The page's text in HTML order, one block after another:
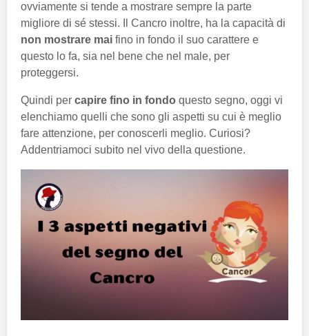
ovviamente si tende a mostrare sempre la parte
migliore di sé stessi. Il Cancro inoltre, ha la capacità di
non mostrare mai fino in fondo il suo carattere e
questo lo fa, sia nel bene che nel male, per
proteggersi.
Quindi per capire fino in fondo questo segno, oggi vi
elenchiamo quelli che sono gli aspetti su cui è meglio
fare attenzione, per conoscerli meglio. Curiosi?
Addentriamoci subito nel vivo della questione.